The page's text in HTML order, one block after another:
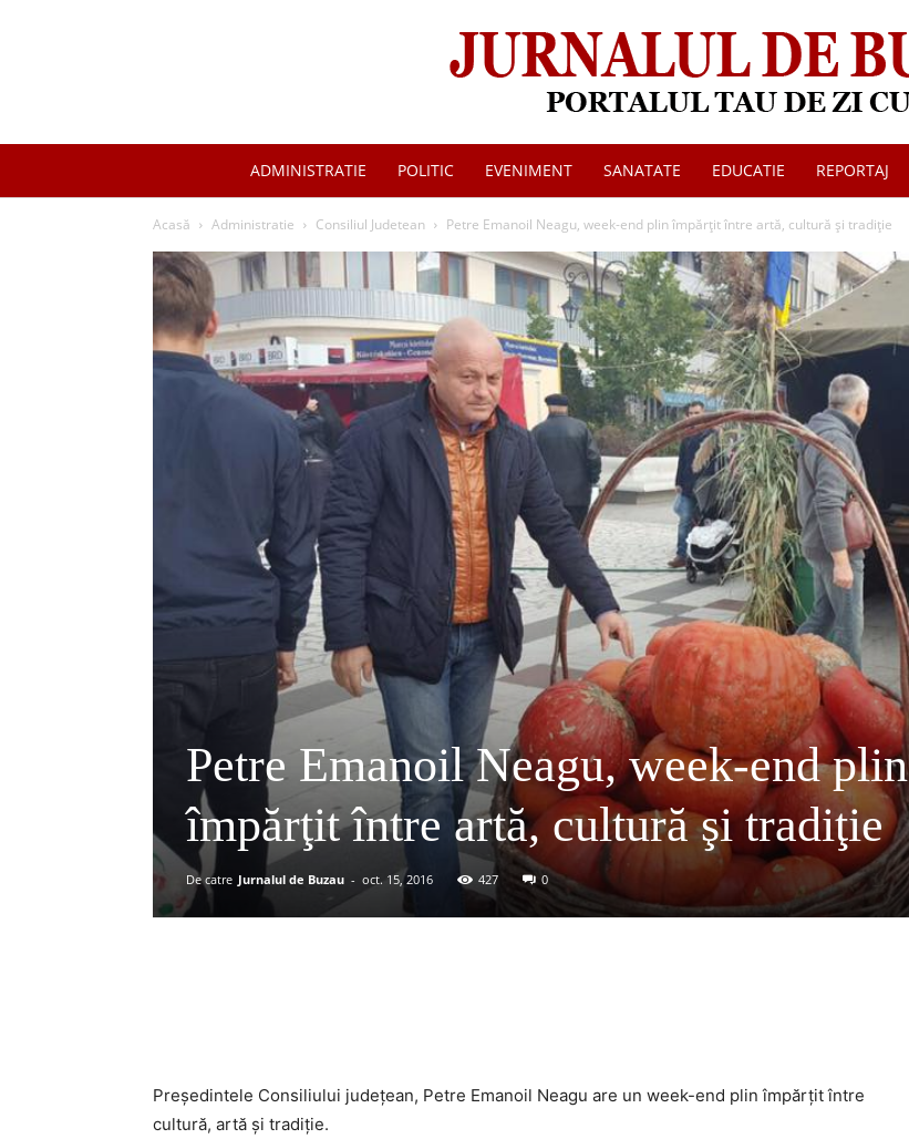
Jurnalul
de
Buzau
ADMINISTRATIE POLITIC EVENIMENT SANATATE EDUCATIE REPORTAJ
Acasă Administratie Consiliul Judetean Petre Emanoil Neagu, week-end plin împărţit între artă, cultură şi tradiţie
Petre Emanoil Neagu, week-end plin
împărţit între artă, cultură şi tradiţie
De catre Jurnalul de Buzau - oct. 15, 2016 427 0
Preşedintele Consiliului judeţean, Petre Emanoil Neagu are un week-end plin împărţit între
cultură, artă şi tradiţie.